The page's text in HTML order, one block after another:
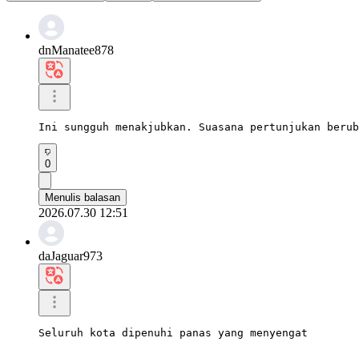
dnManatee878
Ini sungguh menakjubkan. Suasana pertunjukan
0
Menulis balasan
2026.07.30 12:51
daJaguar973
Seluruh kota dipenuhi panas yang menyengat